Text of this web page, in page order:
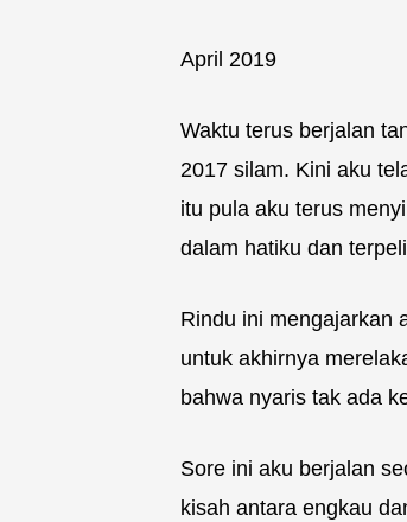
April 2019
Waktu terus berjalan
2017 silam. Kini aku
itu pula aku terus
dalam hatiku dan
Rindu ini mengajarkan
untuk akhirnya
bahwa nyaris tak ada
Sore ini aku berjalan
kisah antara engkau